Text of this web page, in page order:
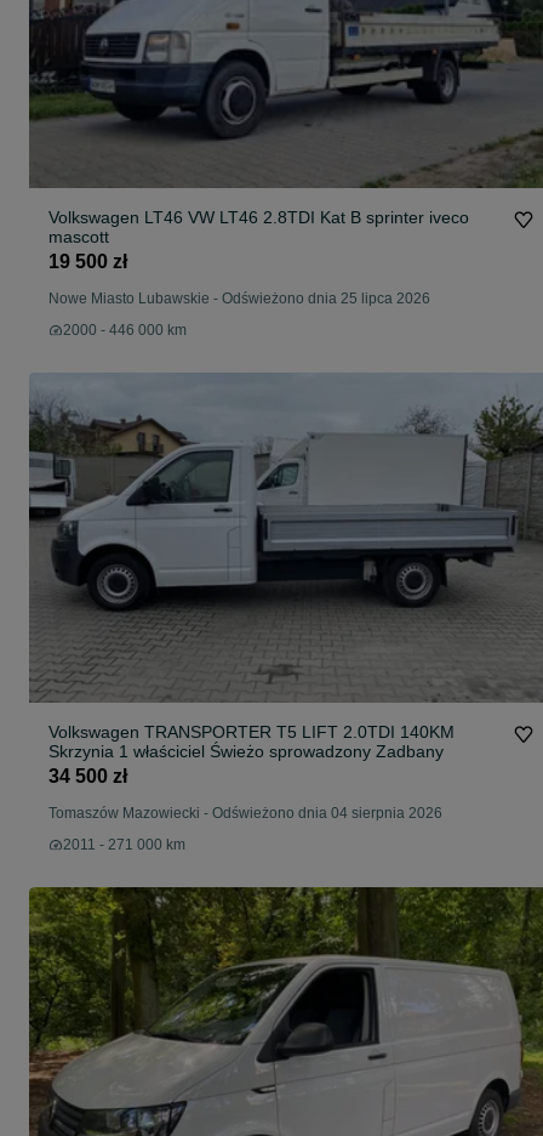
Volkswagen LT46 VW LT46 2.8TDI Kat B sprinter iveco
mascott
19 500 zł
Nowe Miasto Lubawskie - Odświeżono dnia 25 lipca 2026
2000 - 446 000 km
Volkswagen TRANSPORTER T5 LIFT 2.0TDI 140KM
Skrzynia 1 właściciel Świeżo sprowadzony Zadbany
34 500 zł
Tomaszów Mazowiecki - Odświeżono dnia 04 sierpnia 2026
2011 - 271 000 km